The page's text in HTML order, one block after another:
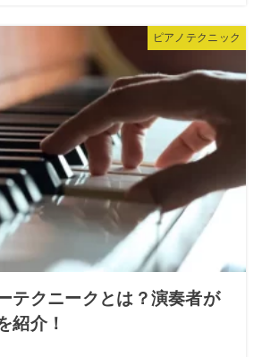
ピアノテクニック
テクニークとは？演奏者が
紹介！